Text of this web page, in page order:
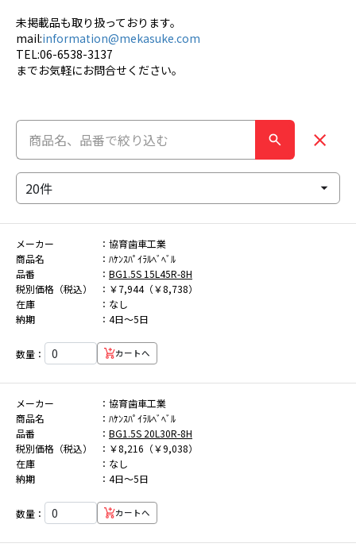
未掲載品も取り扱っております。
mail:information@mekasuke.com
TEL:06-6538-3137
までお気軽にお問合せください。
メーカー
協育歯車工業
商品名
ﾊｹﾝｽﾊﾟｲﾗﾙﾍﾞﾍﾞﾙ
品番
BG1.5S 15L45R-8H
税別価格（税込）
￥7,944（￥8,738）
在庫
なし
納期
4日～5日
数量： カートへ
メーカー
協育歯車工業
商品名
ﾊｹﾝｽﾊﾟｲﾗﾙﾍﾞﾍﾞﾙ
品番
BG1.5S 20L30R-8H
税別価格（税込）
￥8,216（￥9,038）
在庫
なし
納期
4日～5日
数量： カートへ